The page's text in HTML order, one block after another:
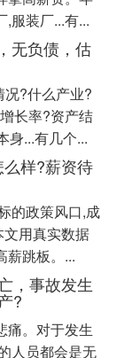
,服装厂...有...
无负债，估
?什么产业?
长率?资产结
身...有几个...
样?薪资待
的政策风口,成
用真实数据
薪跳板。...
，事故发生
?
痛。对于发生
人员都会是无